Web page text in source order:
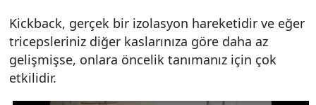
Kickback, gerçek bir izolasyon hareketidir ve eğer
tricepsleriniz diğer kaslarınıza göre daha az
gelişmişse, onlara öncelik tanımanız için çok
etkilidir.